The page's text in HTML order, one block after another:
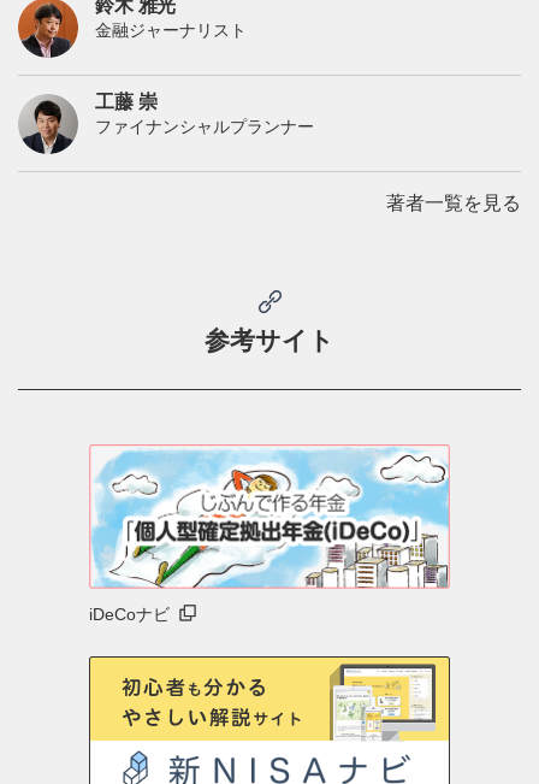
鈴木 さや子
ファイナンシャルプランナー
飯田 道子
ファイナンシャルプランナー
金融ジャーナリスト
著者一覧を見る